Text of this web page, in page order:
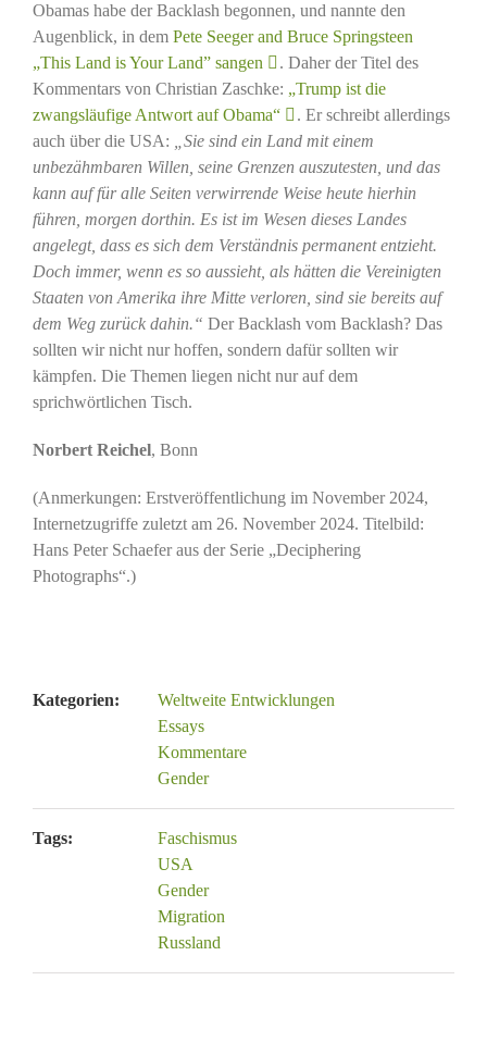
Obamas habe der Backlash begonnen, und nannte den
Augenblick, in dem Pete Seeger and Bruce Springsteen
„This Land is Your Land” sangen
. Daher der Titel des
Kommentars von Christian Zaschke: „Trump ist die
zwangsläufige Antwort auf Obama“
. Er schreibt allerdings
auch über die USA:
„Sie sind ein Land mit einem
unbezähmbaren Willen, seine Grenzen auszutesten, und das
kann auf für alle Seiten verwirrende Weise heute hierhin
führen, morgen dorthin. Es ist im Wesen dieses Landes
angelegt, dass es sich dem Verständnis permanent entzieht.
Doch immer, wenn es so aussieht, als hätten die Vereinigten
Staaten von Amerika ihre Mitte verloren, sind sie bereits auf
dem Weg zurück dahin.“ Der Backlash vom Backlash? Das
sollten wir nicht nur hoffen, sondern dafür sollten wir
kämpfen. Die Themen liegen nicht nur auf dem
sprichwörtlichen Tisch.
Norbert Reichel, Bonn
(Anmerkungen: Erstveröffentlichung im November 2024,
Internetzugriffe zuletzt am 26. November 2024. Titelbild:
Hans Peter Schaefer aus der Serie „Deciphering
Photographs“.)
Kategorien:
Weltweite Entwicklungen
Essays
Kommentare
Gender
Tags:
Faschismus
USA
Gender
Migration
Russland